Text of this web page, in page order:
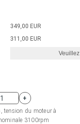
349,00 EUR
311,00 EUR
+
tension du moteur à
3100rpm